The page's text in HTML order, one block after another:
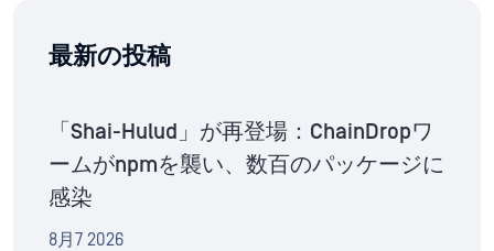
最新の投稿
「Shai-Hulud」が再登場：ChainDropワ
ームがnpmを襲い、数百のパッケージに
感染
8月7 2026